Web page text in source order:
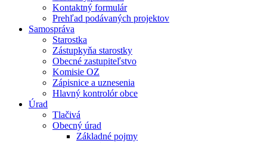
Kontaktný formulár
Prehľad podávaných projektov
Samospráva
Starostka
Zástupkyňa starostky
Obecné zastupiteľstvo
Komisie OZ
Zápisnice a uznesenia
Hlavný kontrolór obce
Úrad
Tlačivá
Obecný úrad
Základné pojmy